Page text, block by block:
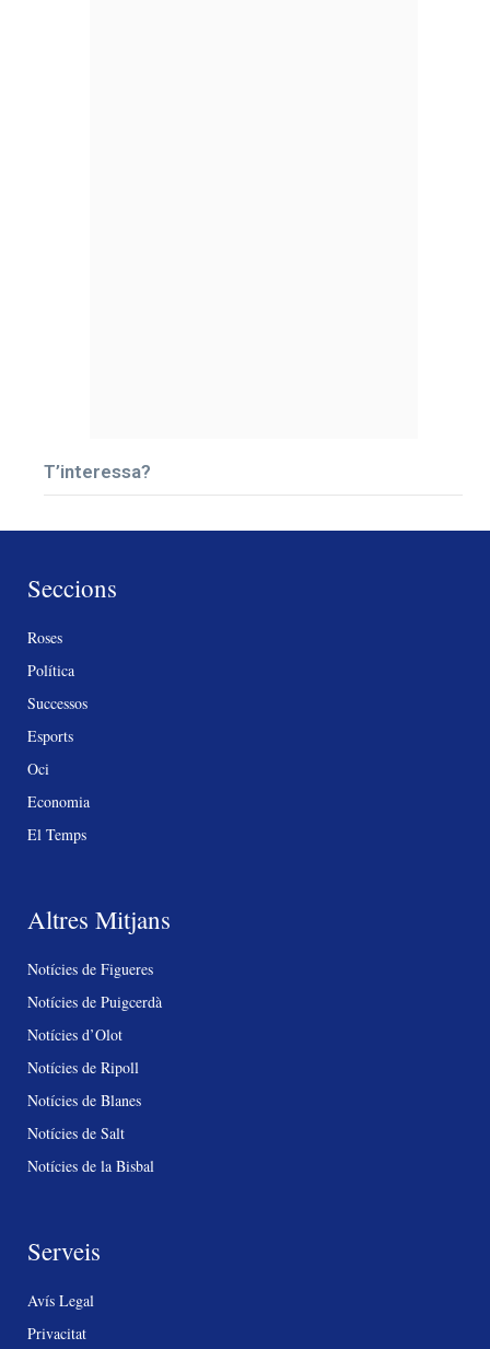
T’interessa?
Seccions
Roses
Política
Successos
Esports
Oci
Economia
El Temps
Altres Mitjans
Notícies de Figueres
Notícies de Puigcerdà
Notícies d’Olot
Notícies de Ripoll
Notícies de Blanes
Notícies de Salt
Notícies de la Bisbal
Serveis
Avís Legal
Privacitat